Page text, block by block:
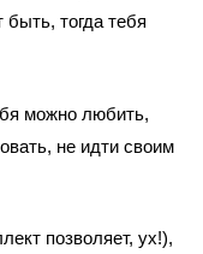
тогда тебя
можно любить,
не идти своим
позволяет, ух!),